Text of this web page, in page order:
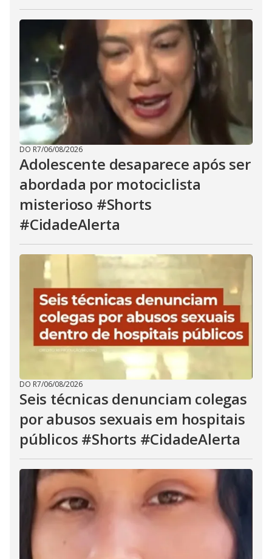
DO R7/06/08/2026
Adolescente desaparece após ser
abordada por motociclista
misterioso #Shorts
#CidadeAlerta
DO R7/06/08/2026
Seis técnicas denunciam colegas
por abusos sexuais em hospitais
públicos #Shorts #CidadeAlerta